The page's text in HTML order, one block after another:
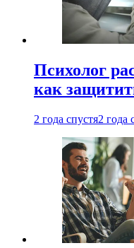
Психолог
как
2 года спустя2 года